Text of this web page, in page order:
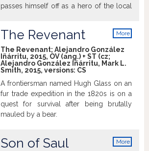
passes himself off as a hero of the local
attracts the admiration of its women. More
The Revenant
The Revenant; Alejandro González
Iñárritu, 2015, OV (ang.) + ST (cz;
Alejandro González Iñárritu, Mark L.
Smith, 2015, versions: CS
A frontiersman named Hugh Glass on an
fur trade expedition in the 1820s is on a
quest for survival after being brutally
mauled by a bear.
More
Son of Saul